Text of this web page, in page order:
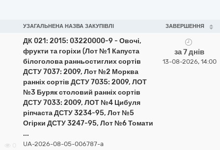
УЗАГАЛЬНЕНА НАЗВА ЗАКУПІВЛІ ЗАВЕРШЕННЯ
ДК 021: 2015: 03220000-9 - Овочі,
фрукти та горіхи (Лот №1 Капуста
білоголова ранньостиглих сортів
ДСТУ 7037: 2009, Лот №2 Морква
ранніх сортів ДСТУ 7035: 2009, ЛОТ
№3 Буряк столовий ранніх сортів
ДСТУ 7033: 2009, ЛОТ №4 Цибуля
ріпчаста ДСТУ 3234-95, Лот №5
Огірки ДСТУ 3247-95, Лот №6 Томати
...
UA-2026-08-05-006787-a
за 7 днів
13-08-2026, 14:00